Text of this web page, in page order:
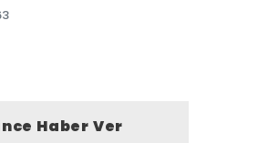
Haber Ver